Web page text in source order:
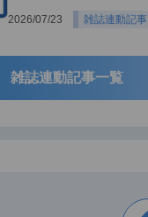
2026/07/23 雑誌連動記事
雑誌連動記事一覧